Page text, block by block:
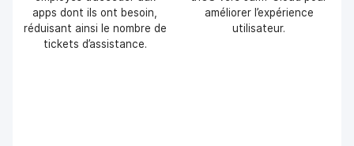
apps dont ils ont besoin,
réduisant ainsi le nombre de
tickets d’assistance.
améliorer l’expérience
utilisateur.